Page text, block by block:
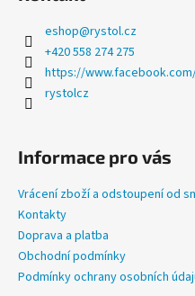
t
?
HLEDAT
D
o
p
eshop@rystol.cz
+420 558 274 275
https://
rystolcz
Informace pro vás
Vrácení zboží a odstoupení od
Kontakty
Doprava a platba
Obchodní podmínky
Podmínky ochrany osobních